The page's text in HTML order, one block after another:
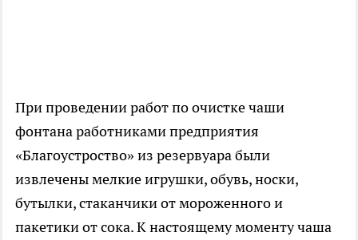
При проведении работ по очистке чаши
фонтана работниками предприятия
«Благоустроство» из резервуара были
извлечены мелкие игрушки, обувь, носки,
бутылки, стаканчики от мороженного и
пакетики от сока. К настоящему моменту чаша